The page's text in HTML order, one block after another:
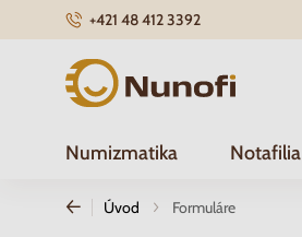
+421 48 412 3392
Nunofi.sk
Numizmatika Notafilia
Úvod Formuláre